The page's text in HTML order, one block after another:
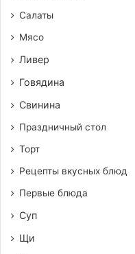
Салаты
Мясо
Ливер
Говядина
Свинина
Праздничный стол
Торт
Рецепты вкусных блюд
Первые блюда
Суп
Щи